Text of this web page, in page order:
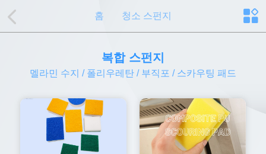
홈 청소 스펀지
복합 스펀지
멜라민 수지 / 폴리우레탄 / 부직포 / 스카우팅 패드